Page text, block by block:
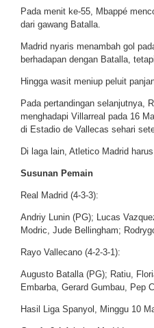
Pada menit ke-55, Mbappé
dari gawang Batalla.
Madrid nyaris menambah gol
berhadapan dengan Batalla,
Hingga wasit meniup peluit
Pada pertandingan selanjutnya,
menghadapi Villarreal pada 16
di Estadio de Vallecas sehari
Di laga lain, Atletico Madrid
Susunan Pemain
Real Madrid (4-3-3):
Andriy Lunin (PG); Lucas
Modric, Jude Bellingham;
Rayo Vallecano (4-2-3-1):
Augusto Batalla (PG); Ratiu,
Embarba, Gerard Gumbau, Pep
Hasil Liga Spanyol, Minggu 10